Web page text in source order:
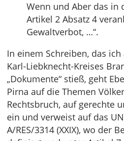
Wenn und Aber das in
Artikel 2 Absatz 4
Gewaltverbot, …“.
In einem Schreiben, das
Karl-Liebknecht-Kreises
„Dokumente“ stieß, geht
Pirna auf die Themen
Rechtsbruch, auf gerechte
ein und verweist auf das
A/RES/3314 (XXIX), wo der